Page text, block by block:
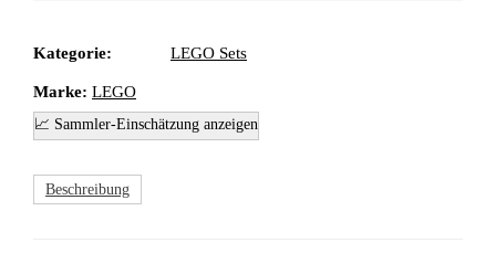
Kategorie: LEGO Sets
Marke: LEGO
📈 Sammler-Einschätzung anzeigen
Beschreibung